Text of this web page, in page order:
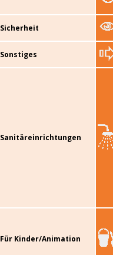
Sicherheit
Sonstiges
Sanitäreinrichtungen
Für Kinder/Animation